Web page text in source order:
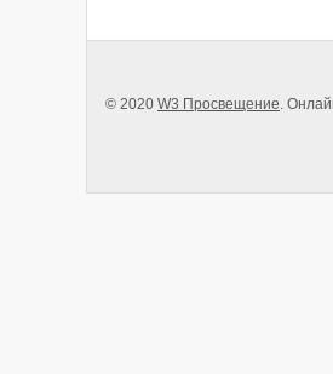
© 2020 W3 Просвещение.